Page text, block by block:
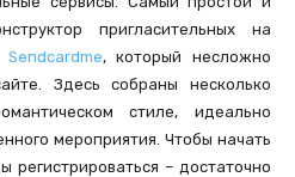
пригласительных на
Sendcardme, который несложно
Здесь собраны несколько
стиле, идеально
мероприятия. Чтобы начать
регистрироваться – достаточно